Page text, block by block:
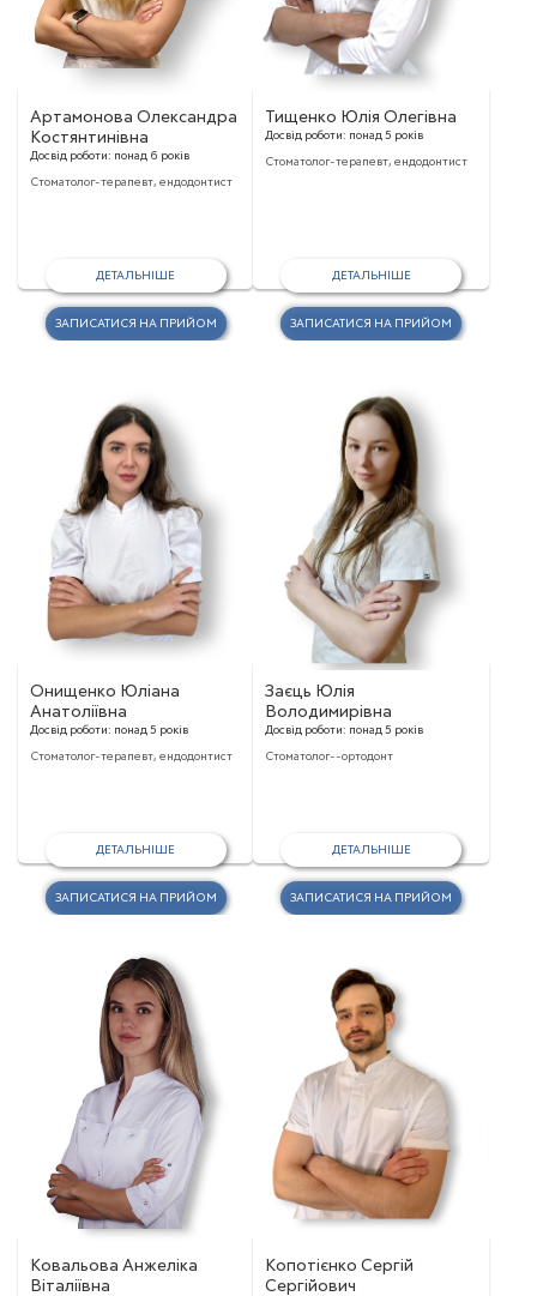
Артамонова Олександра
Костянтинівна
Досвід роботи: понад 6 років
Стоматолог-терапевт, ендодонтист
ДЕТАЛЬНІШЕ
ЗАПИСАТИСЯ НА ПРИЙОМ
Тищенко Юлія Олегівна
Досвід роботи: понад 5 років
Стоматолог-терапевт, ендодонтист
ДЕТАЛЬНІШЕ
ЗАПИСАТИСЯ НА ПРИЙОМ
Онищенко Юліана
Анатоліївна
Досвід роботи: понад 5 років
Стоматолог-терапевт, ендодонтист
ДЕТАЛЬНІШЕ
ЗАПИСАТИСЯ НА ПРИЙОМ
Заєць Юлія
Володимирівна
Досвід роботи: понад 5 років
Стоматолог--ортодонт
ДЕТАЛЬНІШЕ
ЗАПИСАТИСЯ НА ПРИЙОМ
Ковальова Анжеліка
Віталіївна
Копотієнко Сергій
Сергійович